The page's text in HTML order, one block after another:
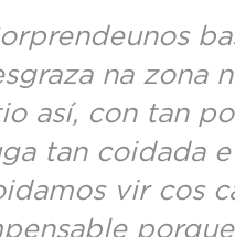
na zona
así, con tan
tan coidada
vir cos